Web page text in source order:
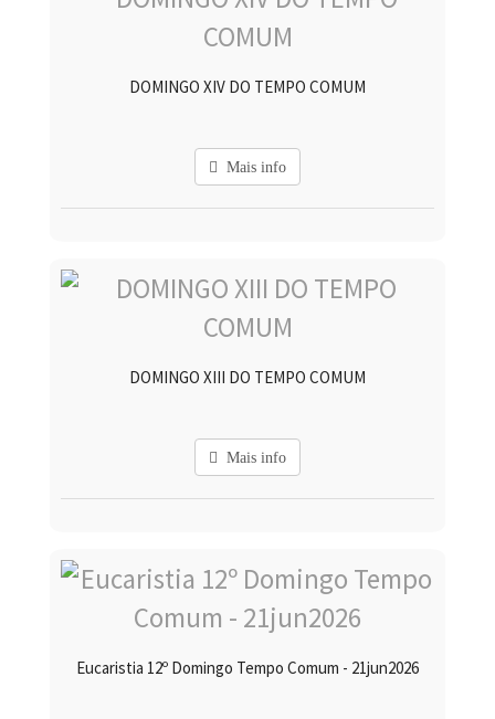
DOMINGO XIV DO TEMPO COMUM
Mais info
DOMINGO XIII DO TEMPO COMUM
Mais info
Eucaristia 12º Domingo Tempo Comum - 21jun2026